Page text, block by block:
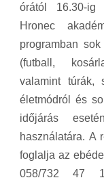
órától 16.30-ig
Hronec
programban
(futball,
valamint túrák,
életmódról és
időjárás
használatára. A
foglalja az
058/732 47